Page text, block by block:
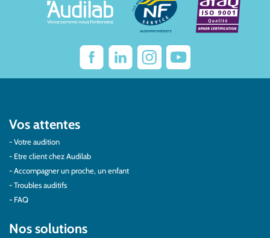
Vos attentes
Votre audition
Etre client chez Audilab
Accompagner un proche, un enfant
Troubles auditifs
FAQ
Nos solutions